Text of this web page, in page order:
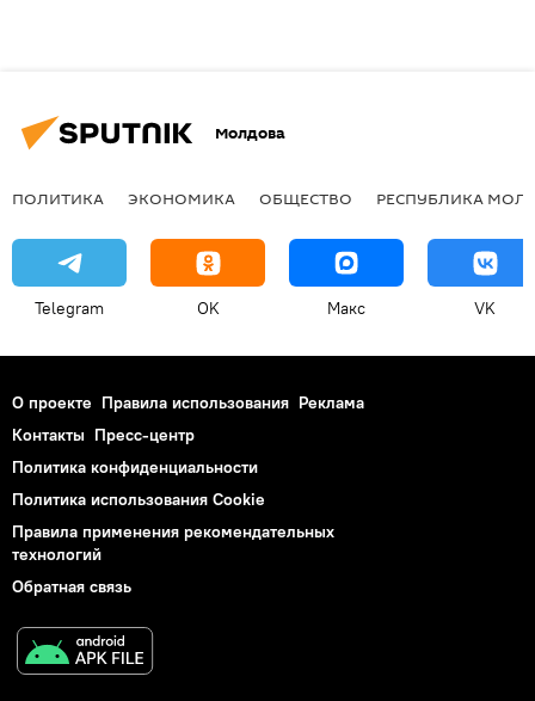
Молдова
ПОЛИТИКА ЭКОНОМИКА ОБЩЕСТВО РЕСПУБЛИКА
Telegram OK Макс VK
О проекте Правила использования Реклама
Контакты Пресс-центр
Политика конфиденциальности
Политика использования Cookie
Правила применения рекомендательных
технологий
Обратная связь